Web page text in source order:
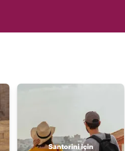
Santorini için